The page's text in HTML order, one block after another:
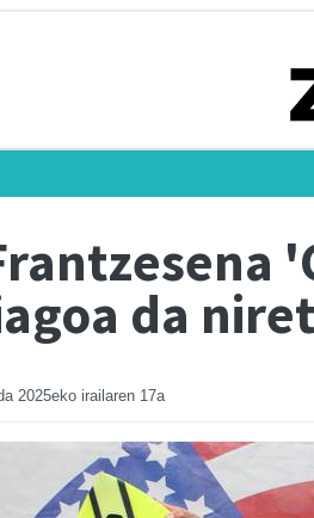
da
2025eko irailaren 17a